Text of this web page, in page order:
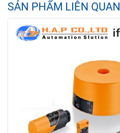
SẢN PHẨM LIÊN QUAN